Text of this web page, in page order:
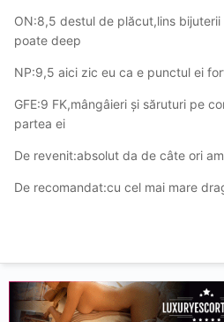
ON:8,5 destul de plăcut,lins
poate deep
NP:9,5 aici zic eu ca e punctul ei
GFE:9 FK,mângâieri și săruturi pe
partea ei
De revenit:absolut da de câte ori
De recomandat:cu cel mai mare